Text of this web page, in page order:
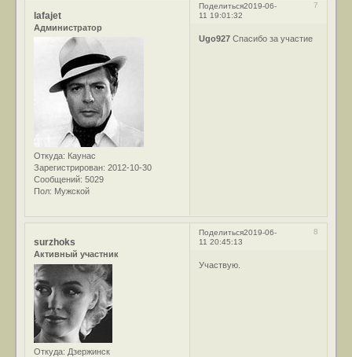
Поделиться 7
2019-06-
11 19:01:32
lafajet
Администратор
Откуда: Каунас
Зарегистрирован: 2012-10-30
Сообщений: 5029
Пол: Мужской
Ugo927 Спасибо за участие
Поделиться 8
2019-06-
11 20:45:13
surzhoks
Активный участник
Откуда: Дзержинск
Участвую.